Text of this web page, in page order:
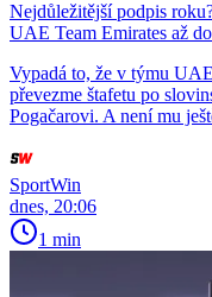
Nejdůležitější podpis
UAE Team Emirates až
Vypadá to, že v týmu
převezme štafetu po
Pogačarovi. A není mu
SportWin
dnes, 20:06
1 min